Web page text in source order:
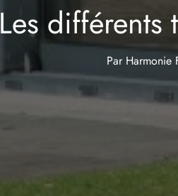
Les différents
Par Harmonie